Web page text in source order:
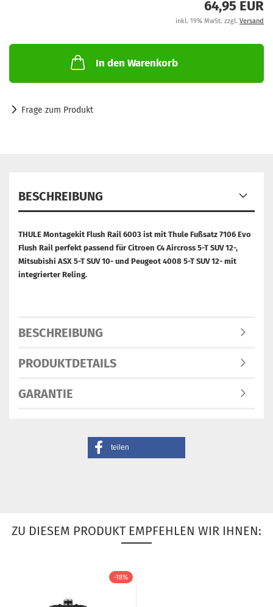
64,95 EUR
inkl. 19% MwSt. zzgl. Versand
In den Warenkorb
Frage zum Produkt
BESCHREIBUNG
THULE Montagekit Flush Rail 6003 ist mit Thule Fußsatz 7106 Evo
Flush Rail perfekt passend für Citroen C4 Aircross 5-T SUV 12-,
Mitsubishi ASX 5-T SUV 10- und Peugeot 4008 5-T SUV 12- mit
integrierter Reling.
BESCHREIBUNG
PRODUKTDETAILS
GARANTIE
teilen
ZU DIESEM PRODUKT EMPFEHLEN WIR IHNEN:
-18%